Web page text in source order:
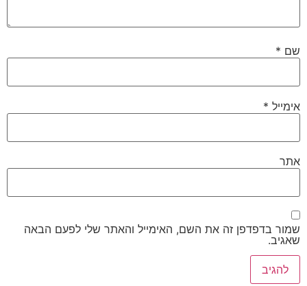
שם *
אימייל *
אתר
שמור בדפדפן זה את השם, האימייל והאתר שלי לפעם הבאה
שאגיב.